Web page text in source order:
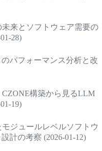
来とソフトウェア需要の
28)
パフォーマンス分析と改
構築から見るLLM
19)
ジュールレベルソフトウ
計の考察 (2026-01-12)